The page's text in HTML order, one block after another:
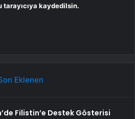
tarayıcıya kaydedilsin.
Eklenen
Filistin’e Destek Gösterisi